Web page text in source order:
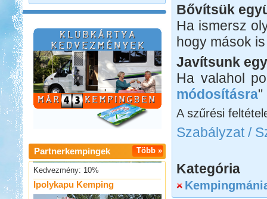
Több »
Partnerkempingek
Strand-Holiday Balatonakali
Kedvezmény: 10%
Ipolykapu Kemping
Bővítsük
Ha ismersz
hogy mások
Javítsunk
Ha valahol
módosításra"
A szűrési
Szabályzat /
Kategória